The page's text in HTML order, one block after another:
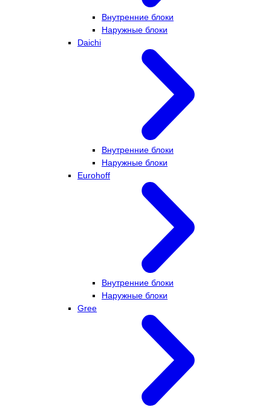
Внутренние блоки
Наружные блоки
Daichi
Внутренние блоки
Наружные блоки
Eurohoff
Внутренние блоки
Наружные блоки
Gree